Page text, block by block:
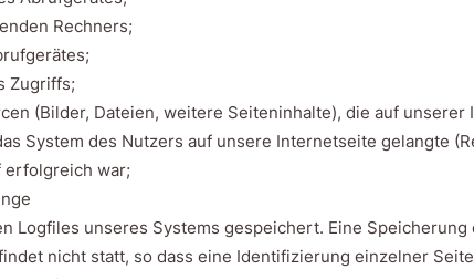
Rechners;
Zugriffs;
(Bilder, Dateien, weitere Seiteninhalte), die auf
System des Nutzers auf unsere Internetseite gelangte
erfolgreich war;
Logfiles unseres Systems gespeichert. Eine
nicht statt, so dass eine Identifizierung einzelner